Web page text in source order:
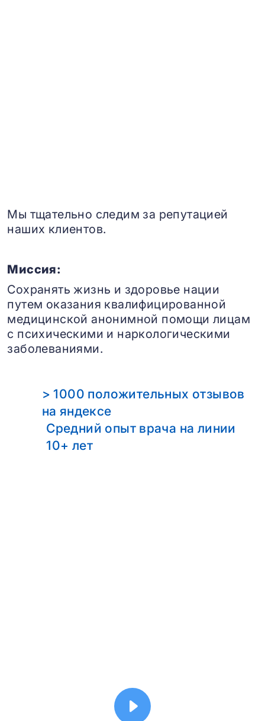
Мы тщательно следим за репутацией
наших клиентов.
Миссия:
Сохранять жизнь и здоровье нации
путем оказания квалифицированной
медицинской анонимной помощи лицам
с психическими и наркологическими
заболеваниями.
> 1000 положительных отзывов
на яндексе
Средний опыт врача на линии
10+ лет